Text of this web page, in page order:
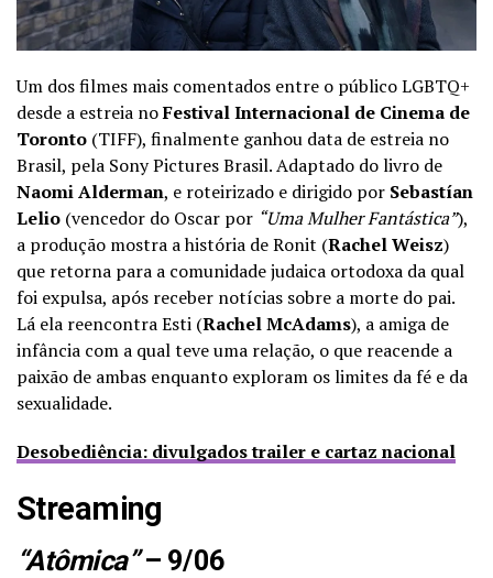
Um dos filmes mais comentados entre o público LGBTQ+
desde a estreia noFestival Internacional de Cinema de
Toronto (TIFF), finalmente ganhou data de estreia no
Brasil, pela Sony Pictures Brasil. Adaptado do livro de
Naomi Alderman, e roteirizado e dirigido por Sebastían
Lelio (vencedor do Oscar por “Uma Mulher Fantástica”),
a produção mostra a história de Ronit (Rachel Weisz)
que retorna para a comunidade judaica ortodoxa da qual
foi expulsa, após receber notícias sobre a morte do pai.
Lá ela reencontra Esti (Rachel McAdams), a amiga de
infância com a qual teve uma relação, o que reacende a
paixão de ambas enquanto exploram os limites da fé e da
sexualidade.
Desobediência: divulgados trailer e cartaz nacional
Streaming
“Atômica”– 9/06